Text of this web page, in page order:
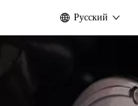
Pусский